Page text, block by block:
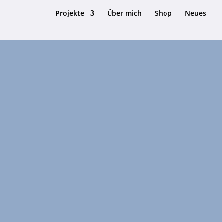
Projekte Über mich Shop Neues